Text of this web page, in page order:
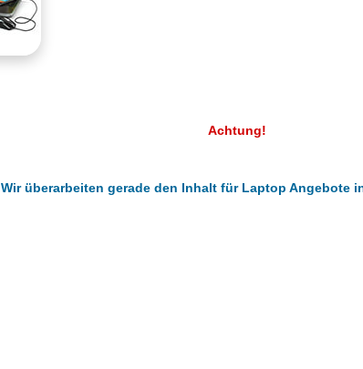
Achtung!
Wir überarbeiten gerade den Inhalt für Laptop Angebote